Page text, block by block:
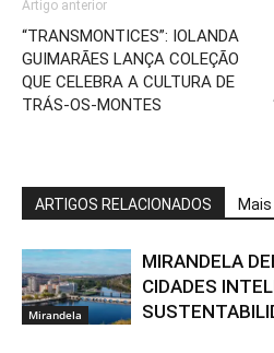
Artigo anterior
“TRANSMONTICES”: IOLANDA
GUIMARÃES LANÇA COLEÇÃO
QUE CELEBRA A CULTURA DE
TRÁS-OS-MONTES
ARTIGOS RELACIONADOS
Mirandela
MIRANDELA
CIDADES